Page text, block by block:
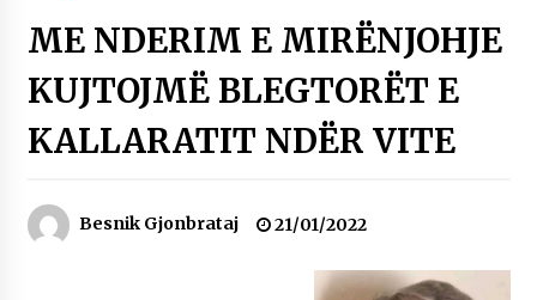
Gazeta Kallarati nr. 118
07/07/2026
SI U ARRIT TË REALIZOHEJ PERLA FOLKLORIKE
06/06/2026
ZHVILLUA EDICIONI I TRETË I PIKNIKU
PRANVEROR
ME NDERIM E MIRËNJOHJE
KUJTOJMË BLEGTORËT E
KALLARATIT NDËR VITE
Besnik Gjonbrataj 21/01/2022